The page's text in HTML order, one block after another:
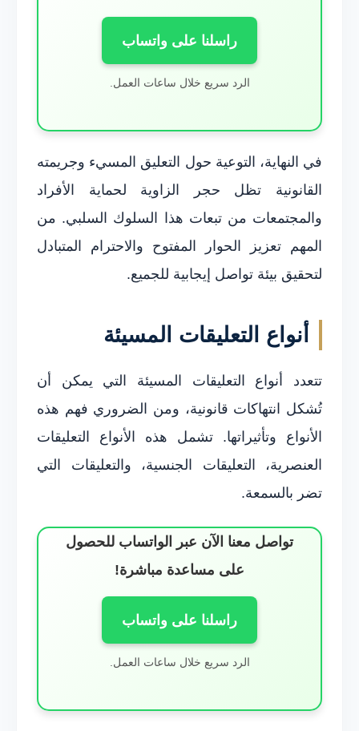
راسلنا على واتساب
الرد سريع خلال ساعات العمل.
في النهاية، التوعية حول التعليق المسيء وجريمته
القانونية تظل حجر الزاوية لحماية الأفراد
والمجتمعات من تبعات هذا السلوك السلبي. من
المهم تعزيز الحوار المفتوح والاحترام المتبادل
لتحقيق بيئة تواصل إيجابية للجميع.
أنواع التعليقات المسيئة
تتعدد أنواع التعليقات المسيئة التي يمكن أن
تُشكل انتهاكات قانونية، ومن الضروري فهم هذه
الأنواع وتأثيراتها. تشمل هذه الأنواع التعليقات
العنصرية، التعليقات الجنسية، والتعليقات التي
تضر بالسمعة.
تواصل معنا الآن عبر الواتساب للحصول
على مساعدة مباشرة!
راسلنا على واتساب
الرد سريع خلال ساعات العمل.